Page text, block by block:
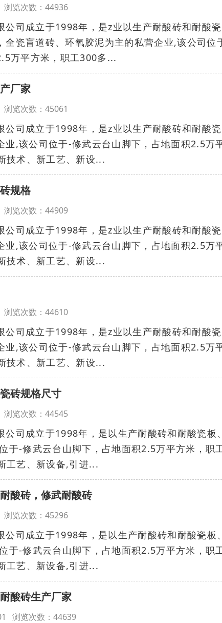
览次数：44936
司成立于1998年，是z业以生产耐酸砖和耐酸瓷
全瓷盲道砖、环氧胶泥为主的私营企业,该公司位
万平方米，职工300多...
厂家
览次数：45061
司成立于1998年，是z业以生产耐酸砖和耐酸瓷
业,该公司位于-修武云台山脚下，占地面积2.5万
技术、新工艺、新设...
规格
览次数：44909
司成立于1998年，是z业以生产耐酸砖和耐酸瓷
业,该公司位于-修武云台山脚下，占地面积2.5万
技术、新工艺、新设...
览次数：44610
司成立于1998年，是z业以生产耐酸砖和耐酸瓷
业,该公司位于-修武云台山脚下，占地面积2.5万
技术、新工艺、新设...
砖规格尺寸
览次数：44545
司成立于1998年，是以生产耐酸砖和耐酸瓷板
于-修武云台山脚下，占地面积2.5万平方米，职
工艺、新设备,引进...
酸砖，修武耐酸砖
览次数：45296
司成立于1998年，是以生产耐酸砖和耐酸瓷板
于-修武云台山脚下，占地面积2.5万平方米，职
工艺、新设备,引进...
酸砖生产厂家
浏览次数：44639